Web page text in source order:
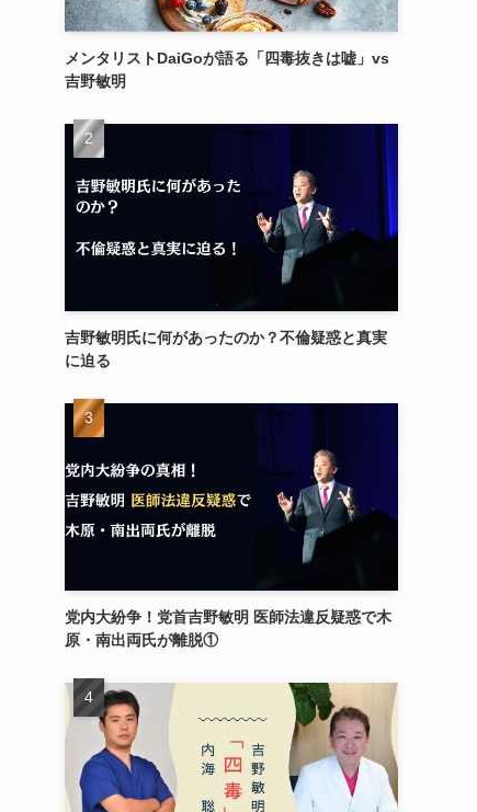
メンタリストDaiGoが語る「四毒抜きは嘘」vs
吉野敏明
吉野敏明氏に何があったのか？不倫疑惑と真実
に迫る
党内大紛争！党首吉野敏明 医師法違反疑惑で木
原・南出両氏が離脱①